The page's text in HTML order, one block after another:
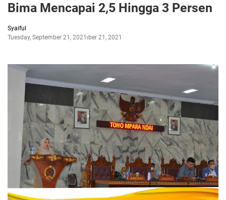
Bima Mencapai 2,5 Hingga 3 Persen
Syaiful
Tuesday, September 21, 2021September 21, 2021